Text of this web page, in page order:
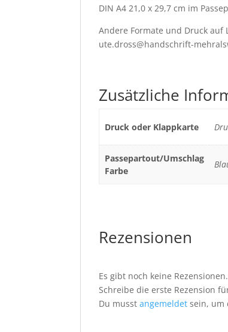
DIN A4 21,0 x 29,7 cm im
Andere Formate und Druck
ute.dross@handschrift-
Zusätzliche
Druck oder Klappkarte
Passepartout/Umschlag
Farbe
Rezensionen
Es gibt noch keine Rezensionen.
Schreibe die erste Rezension
Du musstangemeldet sein, um